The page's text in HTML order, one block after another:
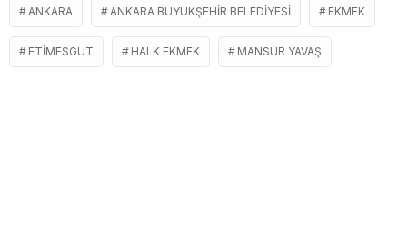
ANKARA ANKARA BÜYÜKŞEHIR BELEDIYESI EKMEK
ETIMESGUT HALK EKMEK MANSUR YAVAŞ